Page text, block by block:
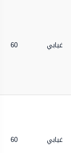
غيابي 60
غيابي 60